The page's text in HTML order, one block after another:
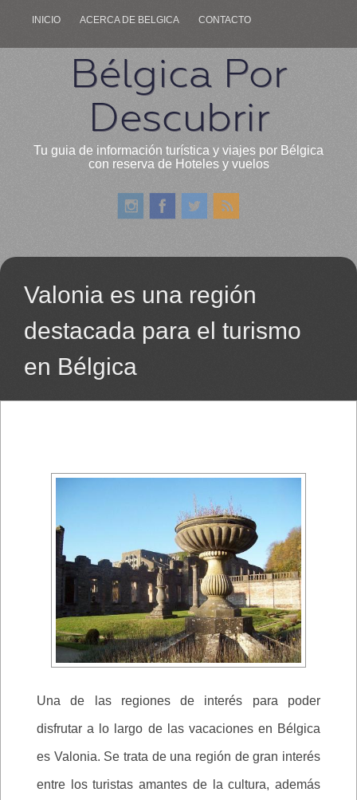
INICIO ACERCA DE BELGICA CONTACTO
Bélgica Por
Descubrir
Tu guia de información turística y viajes por Bélgica
con reserva de Hoteles y vuelos
Valonia es una región
destacada para el turismo
en Bélgica
Una de las regiones de interés para poder
disfrutar a lo largo de las vacaciones en Bélgica
es Valonia. Se trata de una región de gran interés
entre los turistas amantes de la cultura, además